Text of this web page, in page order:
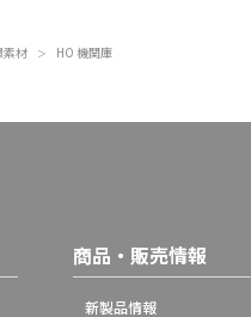
素材 ＞ HO 機関庫
商品・販売情報
新製品情報